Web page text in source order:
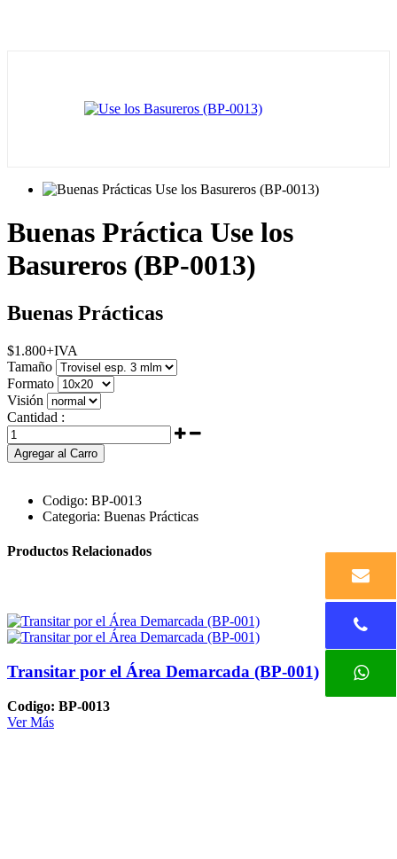
Buenas Práctica Use los
Basureros (BP-0013)
Buenas Prácticas
$1.800+IVA
Tamaño
Formato
Visión
Cantidad :
Agregar al Carro
Codigo: BP-0013
Categoria: Buenas Prácticas
Productos Relacionados
Transitar por el Área Demarcada (BP-001)
Codigo: BP-0013
Ver Más